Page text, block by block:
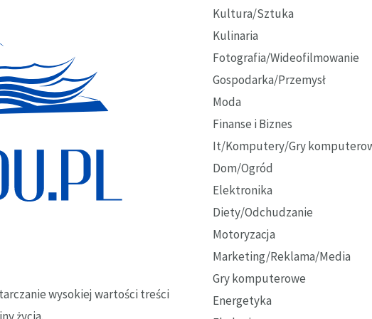
wysokiej wartości treści
Kultura/Sztuka
Kulinaria
Fotografia/Wideofilmowanie
Gospodarka/Przemysł
Moda
Finanse i Biznes
It/Komputery/Gry
Dom/Ogród
Elektronika
Diety/Odchudzanie
Motoryzacja
Marketing/Reklama/Media
Gry komputerowe
Energetyka